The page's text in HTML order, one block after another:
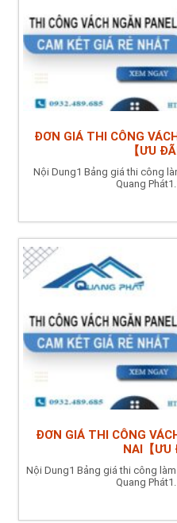
ĐƠN GIÁ THI CÔNG
【ƯU
Nội Dung1 Bảng giá thi công
Quang
ĐƠN GIÁ THI CÔNG
NAI【ƯU
Nội Dung1 Bảng giá thi công
Quang